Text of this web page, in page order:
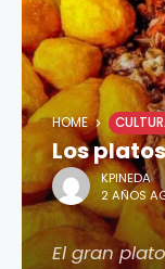
HOME
Los
KPINEDA
2 AÑOS
El gran